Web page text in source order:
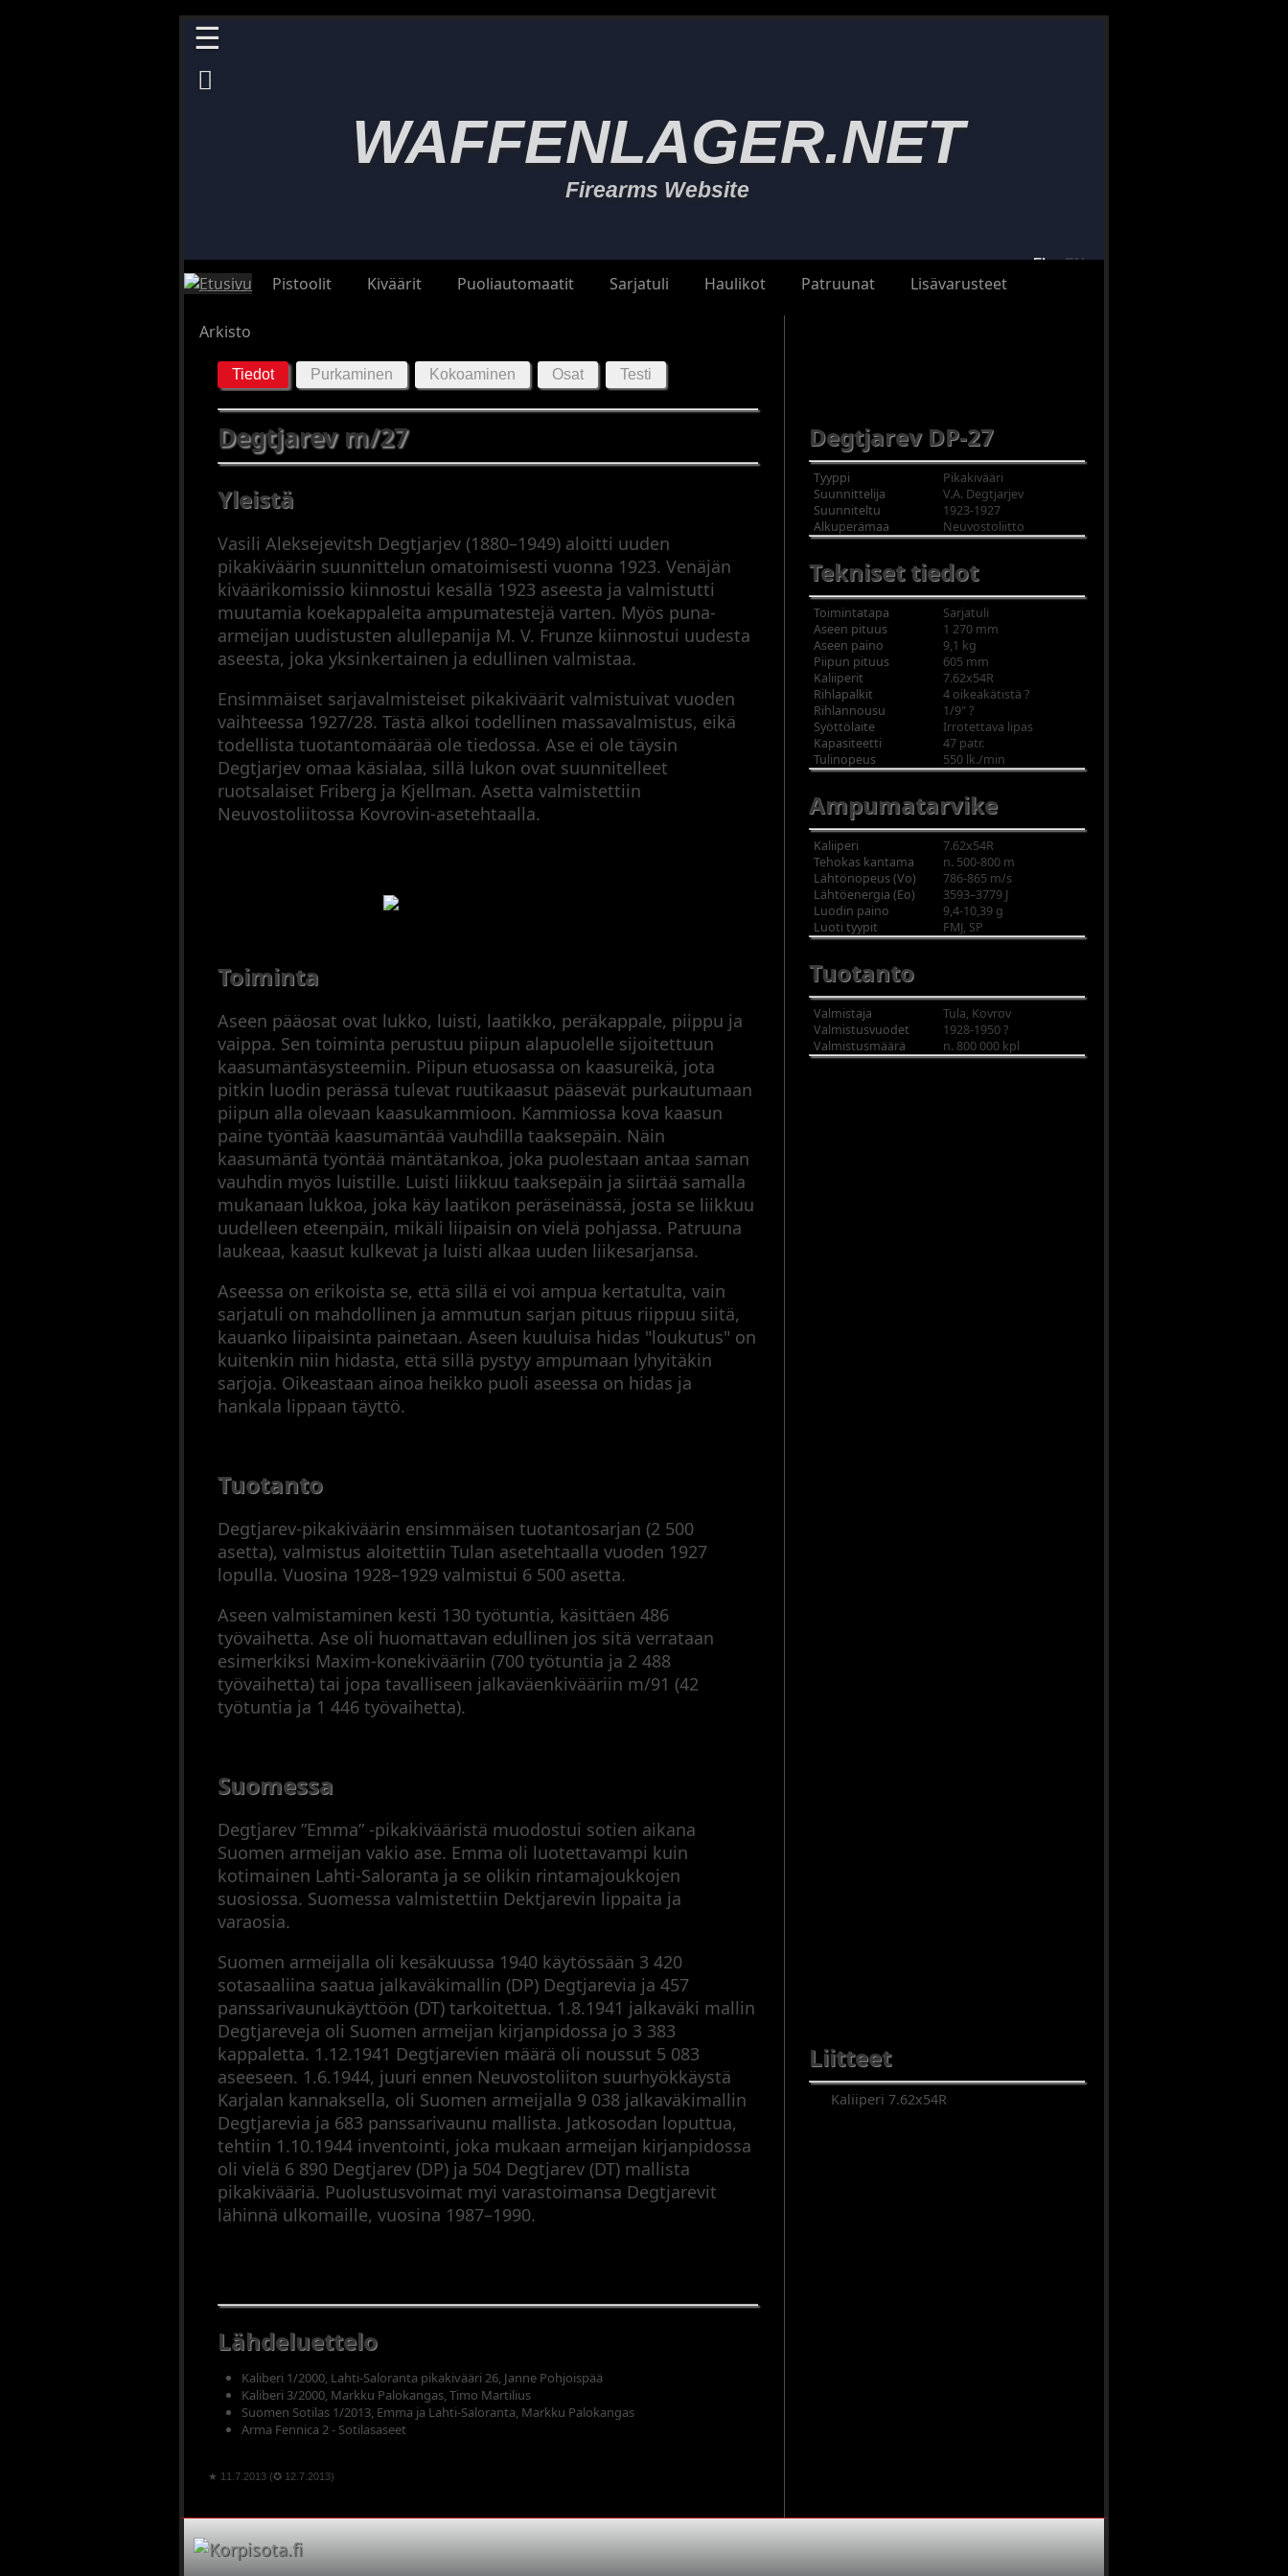
☰

WAFFENLAGER.NET
Firearms Website
FI EN
Pistoolit Kiväärit Puoliautomaatit Sarjatuli Haulikot Patruunat Lisävarusteet
Arkisto
Tiedot Purkaminen Kokoaminen Osat Testi
Degtjarev m/27
Yleistä
Vasili Aleksejevitsh Degtjarjev (1880–1949) aloitti uuden
pikakiväärin suunnittelun omatoimisesti vuonna 1923. Venäjän
kiväärikomissio kiinnostui kesällä 1923 aseesta ja valmistutti
muutamia koekappaleita ampumatestejä varten. Myös puna-
armeijan uudistusten alullepanija M. V. Frunze kiinnostui uudesta
aseesta, joka yksinkertainen ja edullinen valmistaa.
Ensimmäiset sarjavalmisteiset pikakiväärit valmistuivat vuoden
vaihteessa 1927/28. Tästä alkoi todellinen massavalmistus, eikä
todellista tuotantomäärää ole tiedossa. Ase ei ole täysin
Degtjarjev omaa käsialaa, sillä lukon ovat suunnitelleet
ruotsalaiset Friberg ja Kjellman. Asetta valmistettiin
Neuvostoliitossa Kovrovin-asetehtaalla.
Toiminta
Aseen pääosat ovat lukko, luisti, laatikko, peräkappale, piippu ja
vaippa. Sen toiminta perustuu piipun alapuolelle sijoitettuun
kaasumäntäsysteemiin. Piipun etuosassa on kaasureikä, jota
pitkin luodin perässä tulevat ruutikaasut pääsevät purkautumaan
piipun alla olevaan kaasukammioon. Kammiossa kova kaasun
paine työntää kaasumäntää vauhdilla taaksepäin. Näin
kaasumäntä työntää mäntätankoa, joka puolestaan antaa saman
vauhdin myös luistille. Luisti liikkuu taaksepäin ja siirtää samalla
mukanaan lukkoa, joka käy laatikon peräseinässä, josta se liikkuu
uudelleen eteenpäin, mikäli liipaisin on vielä pohjassa. Patruuna
laukeaa, kaasut kulkevat ja luisti alkaa uuden liikesarjansa.
Aseessa on erikoista se, että sillä ei voi ampua kertatulta, vain
sarjatuli on mahdollinen ja ammutun sarjan pituus riippuu siitä,
kauanko liipaisinta painetaan. Aseen kuuluisa hidas "loukutus" on
kuitenkin niin hidasta, että sillä pystyy ampumaan lyhyitäkin
sarjoja. Oikeastaan ainoa heikko puoli aseessa on hidas ja
hankala lippaan täyttö.
Tuotanto
Degtjarev-pikakiväärin ensimmäisen tuotantosarjan (2 500
asetta), valmistus aloitettiin Tulan asetehtaalla vuoden 1927
lopulla. Vuosina 1928–1929 valmistui 6 500 asetta.
Aseen valmistaminen kesti 130 työtuntia, käsittäen 486
työvaihetta. Ase oli huomattavan edullinen jos sitä verrataan
esimerkiksi Maxim-konekivääriin (700 työtuntia ja 2 488
työvaihetta) tai jopa tavalliseen jalkaväenkivääriin m/91 (42
työtuntia ja 1 446 työvaihetta).
Suomessa
Degtjarev ”Emma” -pikakivääristä muodostui sotien aikana
Suomen armeijan vakio ase. Emma oli luotettavampi kuin
kotimainen Lahti-Saloranta ja se olikin rintamajoukkojen
suosiossa. Suomessa valmistettiin Dektjarevin lippaita ja
varaosia.
Suomen armeijalla oli kesäkuussa 1940 käytössään 3 420
sotasaaliina saatua jalkaväkimallin (DP) Degtjarevia ja 457
panssarivaunukäyttöön (DT) tarkoitettua. 1.8.1941 jalkaväki mallin
Degtjareveja oli Suomen armeijan kirjanpidossa jo 3 383
kappaletta. 1.12.1941 Degtjarevien määrä oli noussut 5 083
aseeseen. 1.6.1944, juuri ennen Neuvostoliiton suurhyökkäystä
Karjalan kannaksella, oli Suomen armeijalla 9 038 jalkaväkimallin
Degtjarevia ja 683 panssarivaunu mallista. Jatkosodan loputtua,
tehtiin 1.10.1944 inventointi, joka mukaan armeijan kirjanpidossa
oli vielä 6 890 Degtjarev (DP) ja 504 Degtjarev (DT) mallista
pikakivääriä. Puolustusvoimat myi varastoimansa Degtjarevit
lähinnä ulkomaille, vuosina 1987–1990.
Lähdeluettelo
Kaliberi 1/2000, Lahti-Saloranta pikakivääri 26, Janne Pohjoispää
Kaliberi 3/2000, Markku Palokangas, Timo Martilius
Suomen Sotilas 1/2013, Emma ja Lahti-Saloranta, Markku Palokangas
Arma Fennica 2 - Sotilasaseet
★ 11.7.2013 (✪ 12.7.2013)
Degtjarev DP-27
Tyyppi
Pikakivääri
Suunnittelija
V.A. Degtjarjev
Suunniteltu
1923-1927
Alkuperämaa
Neuvostoliitto
Tekniset tiedot
Toimintatapa
Sarjatuli
Aseen pituus
1 270 mm
Aseen paino
9,1 kg
Piipun pituus
605 mm
Kaliiperit
7.62x54R
Rihlapalkit
4 oikeakätistä ?
Rihlannousu
1/9" ?
Syöttölaite
Irrotettava lipas
Kapasiteetti
47 patr.
Tulinopeus
550 lk./min
Ampumatarvike
Kaliiperi
7.62x54R
Tehokas kantama
n. 500-800 m
Lähtönopeus (Vo)
786-865 m/s
Lähtöenergia (Eo)
3593–3779 J
Luodin paino
9,4-10,39 g
Luoti tyypit
FMJ, SP
Tuotanto
Valmistaja
Tula, Kovrov
Valmistusvuodet
1928-1950 ?
Valmistusmäärä
n. 800 000 kpl
Liitteet
Kaliiperi 7.62x54R